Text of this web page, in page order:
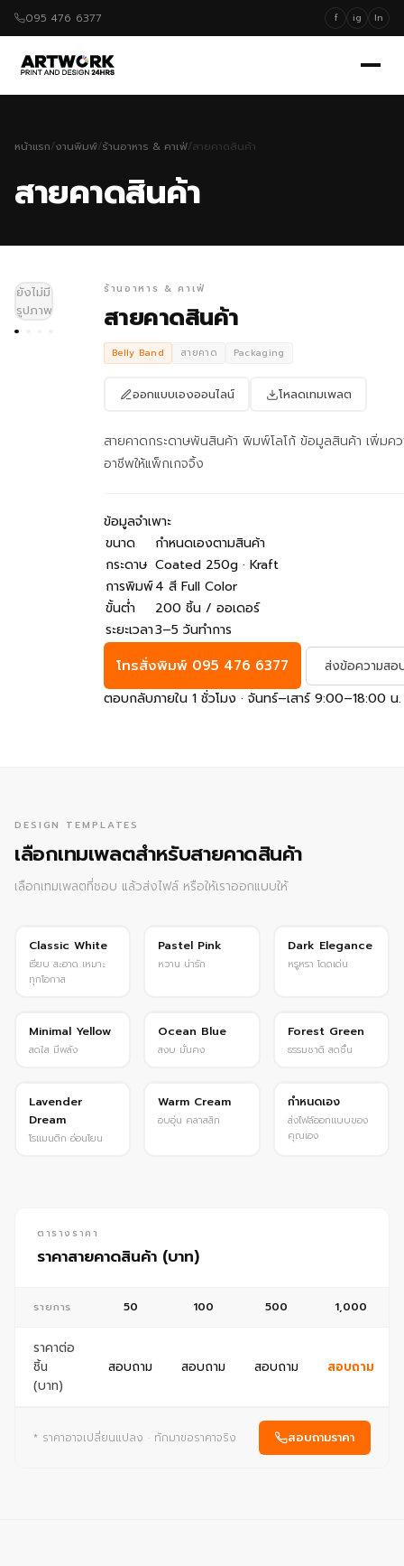
095 476 6377 f ig ln
หน้าแรก/งานพิมพ์/ร้านอาหาร & คาเฟ่/สายคาดสินค้า
สายคาดสินค้า
ยังไม่มี
รูปภาพ
ร้านอาหาร & คาเฟ่
สายคาดสินค้า
Belly Band สายคาด Packaging
ออกแบบเองออนไลน์ โหลดเทมเพลต
สายคาดกระดาษพันสินค้า พิมพ์โลโก้ ข้อมูลสินค้า เพิ่มค
อาชีพให้แพ็กเกจจิ้ง
ข้อมูลจำเพาะ
ขนาด
กำหนดเองตามสินค้า
กระดาษ Coated 250g · Kraft
การพิมพ์4 สี Full Color
ขั้นต่ำ
200 ชิ้น / ออเดอร์
ระยะเวลา3–5 วันทำการ
โทรสั่งพิมพ์ 095 476 6377
ส่งข้อความส
ตอบกลับภายใน 1 ชั่วโมง · จันทร์–เสาร์ 9:00–18:00 น.
DESIGN TEMPLATES
เลือกเทมเพลตสำหรับสายคาดสินค้า
เลือกเทมเพลตที่ชอบ แล้วส่งไฟล์ หรือให้เราออกแบบให้
ยอดนิยม
Classic White
เรียบ สะอาด เหมาะ
ทุกโอกาส
ฮิต
Pastel Pink
หวาน น่ารัก
Premium
Dark Elegance
หรูหรา โดดเด่น
Minimal Yellow
สดใส มีพลัง
Ocean Blue
สงบ มั่นคง
Forest Green
ธรรมชาติ สดชื่น
Lavender
Dream
โรแมนติก อ่อนโยน
Warm Cream
อบอุ่น คลาสสิก
Custom
กำหนดเอง
ส่งไฟล์ออกแบบของ
คุณเอง
ตารางราคา
ราคาสายคาดสินค้า (บาท)
รายการ 50 100 500 1,000
ราคาต่อ
ชิ้น
(บาท)
สอบถาม สอบถาม สอบถาม สอบถาม
* ราคาอาจเปลี่ยนแปลง · ทักมาขอราคาจริง สอบถามราคา